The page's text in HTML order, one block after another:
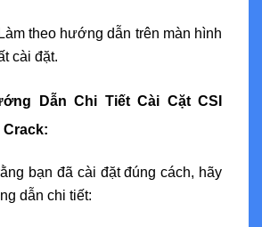
theo hướng dẫn trên màn hình
cài đặt.
Dẫn Chi Tiết Cài Cặt CSI
Crack:
bạn đã cài đặt đúng cách, hãy
dẫn chi tiết: